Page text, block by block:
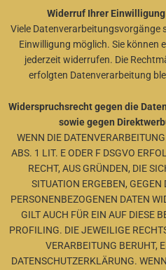
Widerruf Ihrer
Viele Datenverarbeitungsvorgänge
Einwilligung möglich. Sie können
jederzeit widerrufen. Die
erfolgten Datenverarbeitung
Widerspruchsrecht gegen die
sowie gegen
WENN DIE
ABS. 1 LIT. E ODER F DSGVO
RECHT, AUS GRÜNDEN, DIE
SITUATION ERGEBEN,
PERSONENBEZOGENEN DATEN
GILT AUCH FÜR EIN AUF DIESE
PROFILING. DIE JEWEILIGE
VERARBEITUNG BERUHT,
DATENSCHUTZERKLÄRUNG.